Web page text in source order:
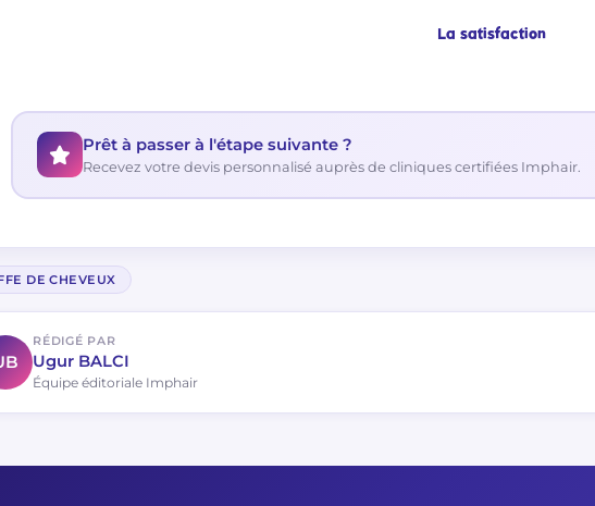
La satisfaction
Prêt à passer à l'étape suivante ?
Recevez votre devis personnalisé auprès de cliniques certifiées Imphair.
DE CHEVEUX
RÉDIGÉ PAR
Ugur BALCI
Équipe éditoriale Imphair